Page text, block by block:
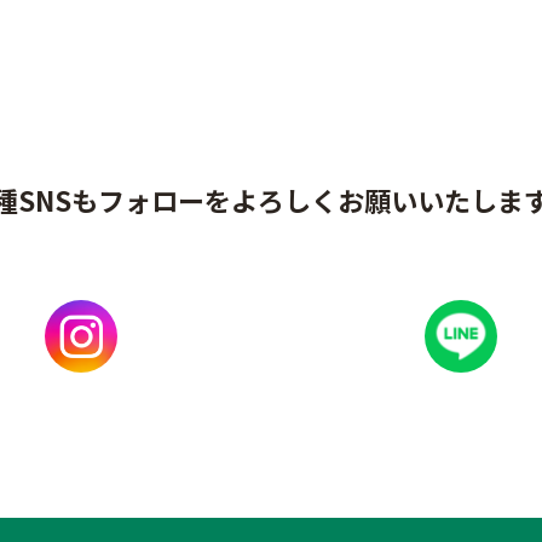
SNSもフォローをよろしくお願いいたしま